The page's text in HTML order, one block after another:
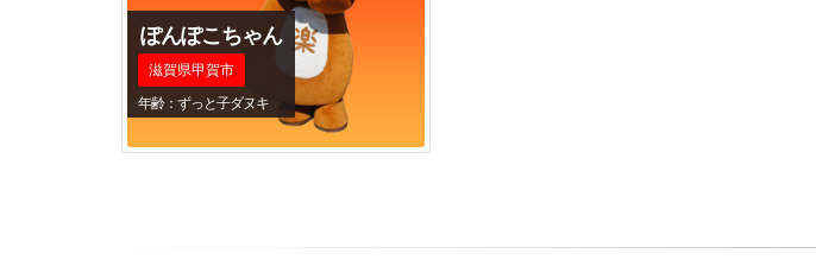
ぽんぽこちゃん
滋賀県甲賀市
年齢：ずっと子ダヌキ